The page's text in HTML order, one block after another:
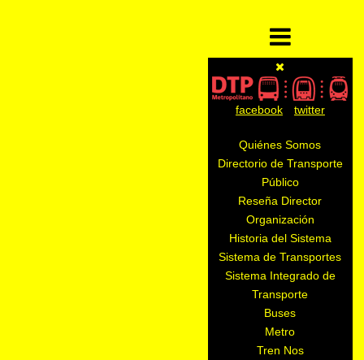
facebook twitter
Quiénes Somos
Directorio de Transporte
Público
Reseña Director
Organización
Historia del Sistema
Sistema de Transportes
Sistema Integrado de
Transporte
Buses
Metro
Tren Nos